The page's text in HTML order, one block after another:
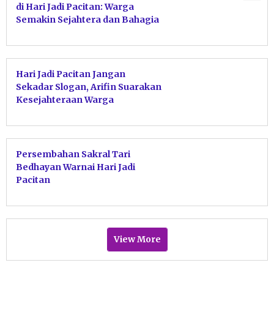
di Hari Jadi Pacitan: Warga
Semakin Sejahtera dan Bahagia
Hari Jadi Pacitan Jangan
Sekadar Slogan, Arifin Suarakan
Kesejahteraan Warga
Persembahan Sakral Tari
Bedhayan Warnai Hari Jadi
Pacitan
View More